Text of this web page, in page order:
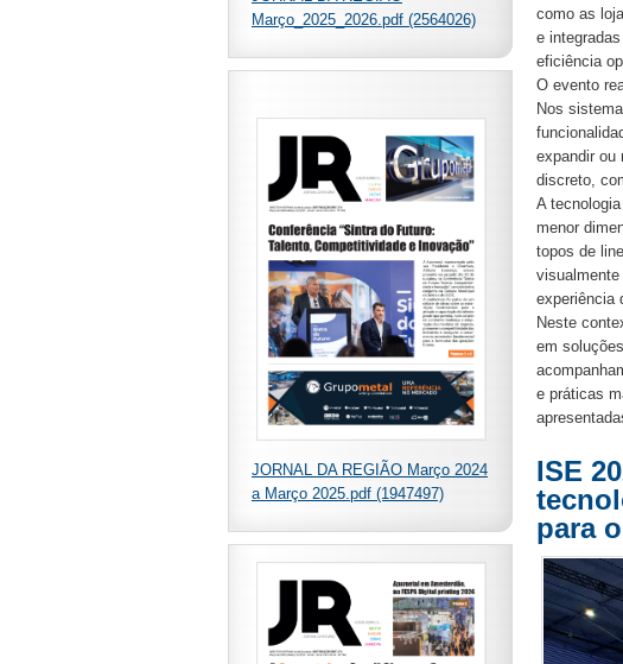
como as
e
eficiência
O evento
Nos
expandir ou
discreto,
A
menor
topos de
visualmente
experiência
Neste
em
e práticas
ISE
para
Março_2025_2026.pdf (2564026)
JORNAL DA REGIÃO Março 2024
a Março 2025.pdf (1947497)